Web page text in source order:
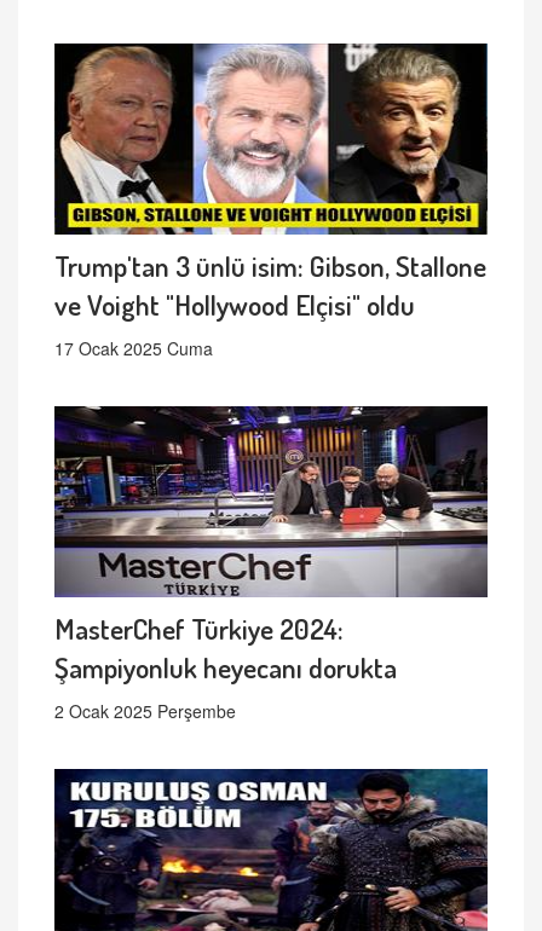
Trump'tan 3 ünlü isim: Gibson, Stallone
ve Voight "Hollywood Elçisi" oldu
17 Ocak 2025 Cuma
MasterChef Türkiye 2024:
Şampiyonluk heyecanı dorukta
2 Ocak 2025 Perşembe